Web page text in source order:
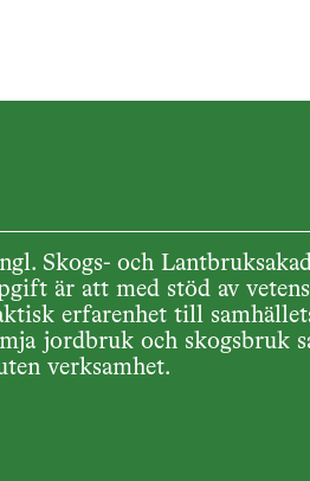
Skogs- och
är att med stöd av
erfarenhet till
jordbruk och skogsbruk
verksamhet.